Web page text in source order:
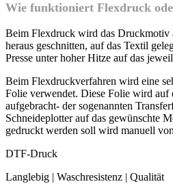
Wie funktioniert Flexdruck
Beim Flexdruck wird das Druckmotiv
heraus geschnitten, auf das Textil
Presse unter hoher Hitze auf das
Beim Flexdruckverfahren wird eine
Folie verwendet. Diese Folie wird auf
aufgebracht- der sogenannten
Schneideplotter auf das gewünschte
gedruckt werden soll wird manuell
DTF-Druck
Langlebig | Waschresistenz | Qualität